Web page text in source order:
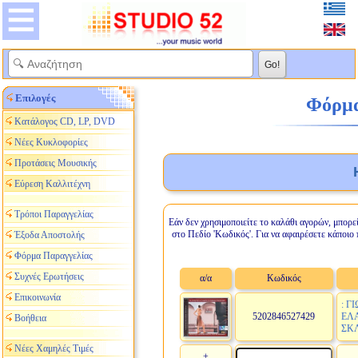
Επιλογές
Κατάλογος CD, LP, DVD
Νέες Κυκλοφορίες
Προτάσεις Μουσικής
Εύρεση Καλλιτέχνη
Τρόποι Παραγγελίας
Έξοδα Αποστολής
Φόρμα Παραγγελίας
Συχνές Ερωτήσεις
Επικοινωνία
Βοήθεια
Νέες Χαμηλές Τιμές
Εάν δεν χρησιμοποιείτε το καλάθι αγορών,
στο Πεδίο 'Κωδικός'. Για να αφαιρέσετε κάποιο
α/α Κωδικός
5202846527429
: